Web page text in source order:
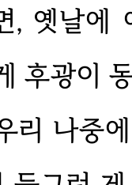
, 옛날에
후광이
리 나중